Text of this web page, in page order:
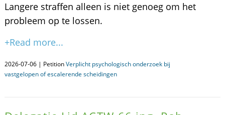
Langere straffen alleen is niet genoeg om het
probleem op te lossen.
+Read more...
2026-07-06 | PetitionVerplicht psychologisch onderzoek bij
vastgelopen of escalerende scheidingen